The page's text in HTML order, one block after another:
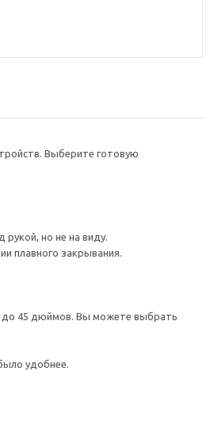
Выберите готовую
рукой, но не на виду.
плавного закрывания.
до 45 дюймов. Вы можете выбрать
удобнее.